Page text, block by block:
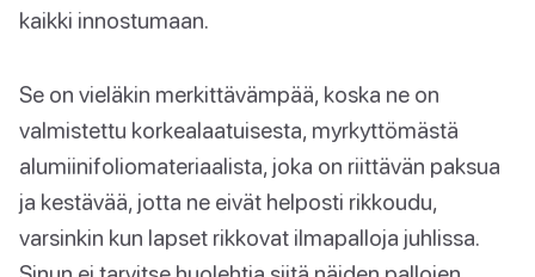
kaikki innostumaan.
Se on vieläkin merkittävämpää, koska ne on
valmistettu korkealaatuisesta, myrkyttömästä
alumiinifoliomateriaalista, joka on riittävän paksua
ja kestävää, jotta ne eivät helposti rikkoudu,
varsinkin kun lapset rikkovat ilmapalloja juhlissa.